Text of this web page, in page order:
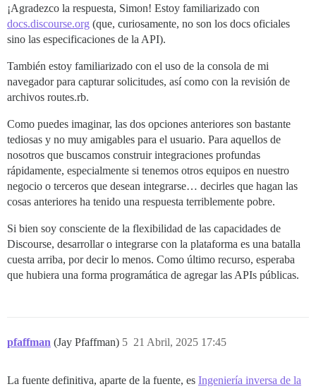
¡Agradezco la respuesta, Simon! Estoy familiarizado con
docs.discourse.org (que, curiosamente, no son los docs oficiales
sino las especificaciones de la API).
También estoy familiarizado con el uso de la consola de mi
navegador para capturar solicitudes, así como con la revisión de
archivos routes.rb.
Como puedes imaginar, las dos opciones anteriores son bastante
tediosas y no muy amigables para el usuario. Para aquellos de
nosotros que buscamos construir integraciones profundas
rápidamente, especialmente si tenemos otros equipos en nuestro
negocio o terceros que desean integrarse… decirles que hagan las
cosas anteriores ha tenido una respuesta terriblemente pobre.
Si bien soy consciente de la flexibilidad de las capacidades de
Discourse, desarrollar o integrarse con la plataforma es una batalla
cuesta arriba, por decir lo menos. Como último recurso, esperaba
que hubiera una forma programática de agregar las APIs públicas.
pfaffman (Jay Pfaffman) 21 Abril, 2025 17:45
5
La fuente definitiva, aparte de la fuente, es Ingeniería inversa de la